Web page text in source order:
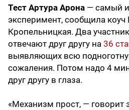
Тест Артура Арона — самый
эксперимент, сообщила коуч
Кропельницкая. Два
отвечают друг другу на 36
выявляющих всю
сожаления. Потом надо 4
друг другу в глаза.
«Механизм прост, — говорит